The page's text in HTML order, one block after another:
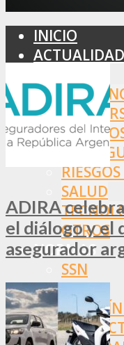
INICIO
ACTUALIDAD
SALUD
OTROS
NORMAS
SSN
SRT
ADIRA
el diálogo y el
asegurador